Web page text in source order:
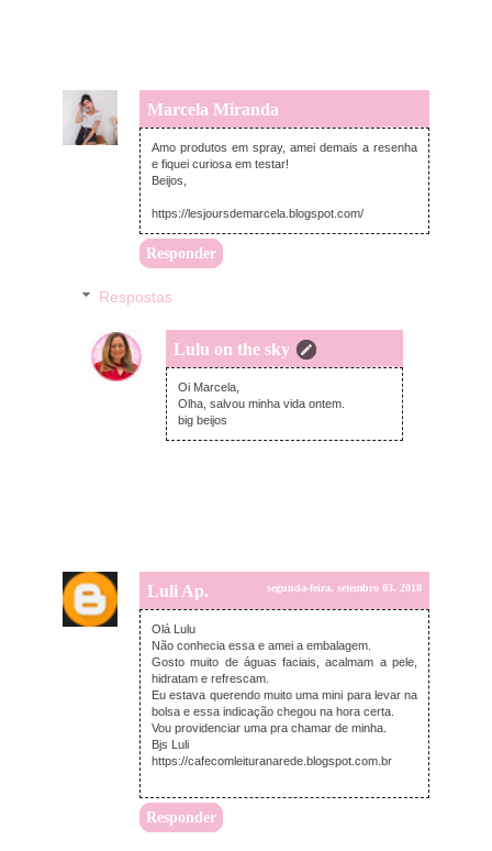
Marcela Miranda
segunda-feira, setembro 03, 2018
Amo produtos em spray, amei demais a resenha
e fiquei curiosa em testar!
Beijos,
https://lesjoursdemarcela.blogspot.com/
Responder
Respostas
Lulu on the sky
segunda-feira, setembro 03, 2018
Oi Marcela,
Olha, salvou minha vida ontem.
big beijos
Luli Ap. segunda-feira, setembro 03, 2018
Olá Lulu
Não conhecia essa e amei a embalagem.
Gosto muito de águas faciais, acalmam a pele,
hidratam e refrescam.
Eu estava querendo muito uma mini para levar na
bolsa e essa indicação chegou na hora certa.
Vou providenciar uma pra chamar de minha.
Bjs Luli
https://cafecomleituranarede.blogspot.com.br
Responder